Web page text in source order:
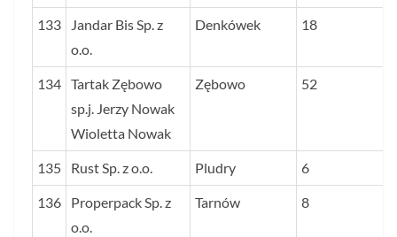
133
Jandar Bis Sp. z
o.o.
Denkówek 18
134 Tartak Zębowo
sp.j. Jerzy Nowak
Wioletta Nowak
Zębowo 52
135 Rust Sp. z o.o. Pludry 6
136
Properpack Sp. z
o.o.
Tarnów 8